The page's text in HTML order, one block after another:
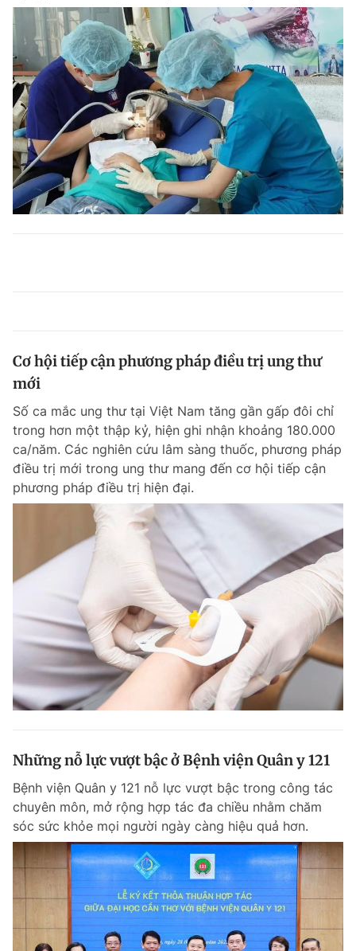
Cơ hội tiếp cận phương pháp điều trị ung thư
mới
Số ca mắc ung thư tại Việt Nam tăng gần gấp đôi chỉ
trong hơn một thập kỷ, hiện ghi nhận khoảng 180.000
ca/năm. Các nghiên cứu lâm sàng thuốc, phương pháp
điều trị mới trong ung thư mang đến cơ hội tiếp cận
phương pháp điều trị hiện đại.
Những nỗ lực vượt bậc ở Bệnh viện Quân y 121
Bệnh viện Quân y 121 nỗ lực vượt bậc trong công tác
chuyên môn, mở rộng hợp tác đa chiều nhằm chăm
sóc sức khỏe mọi người ngày càng hiệu quả hơn.